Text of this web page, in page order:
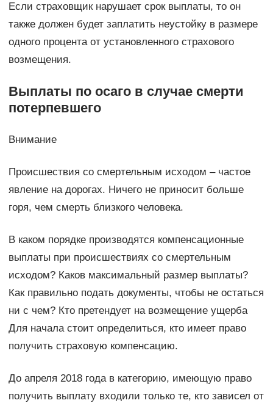
Если страховщик нарушает срок выплаты, то он
также должен будет заплатить неустойку в размере
одного процента от установленного страхового
возмещения.
Выплаты по осаго в случае смерти
потерпевшего
Внимание
Происшествия со смертельным исходом – частое
явление на дорогах. Ничего не приносит больше
горя, чем смерть близкого человека.
В каком порядке производятся компенсационные
выплаты при происшествиях со смертельным
исходом? Каков максимальный размер выплаты?
Как правильно подать документы, чтобы не остаться
ни с чем? Кто претендует на возмещение ущерба
Для начала стоит определиться, кто имеет право
получить страховую компенсацию.
До апреля 2018 года в категорию, имеющую право
получить выплату входили только те, кто зависел от